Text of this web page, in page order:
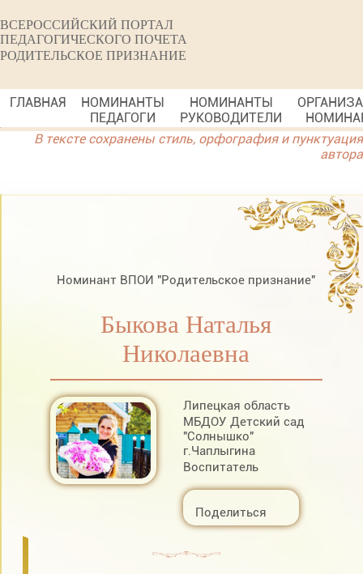
ВСЕРОССИЙСКИЙ ПОРТАЛ
ПЕДАГОГИЧЕСКОГО ПОЧЕТА
РОДИТЕЛЬСКОЕ ПРИЗНАНИЕ
ГЛАВНАЯ
НОМИНАНТЫ
ПЕДАГОГИ
НОМИНАНТЫ
РУКОВОДИТЕЛИ
В тексте сохранены стиль, орфография и пунктуация
автора
Номинант ВПОИ "Родительское признание"
Быкова Наталья
Николаевна
Липецкая область
МБДОУ Детский сад
"Солнышко"
г.Чаплыгина
Воспитатель
Поделиться